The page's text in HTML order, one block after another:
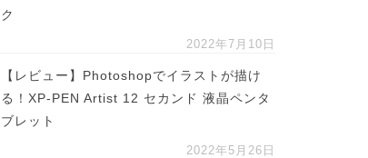
ク
2022年7月10日
【レビュー】Photoshopでイラストが描け
る！XP-PEN Artist 12 セカンド 液晶ペンタ
ブレット
2022年5月26日